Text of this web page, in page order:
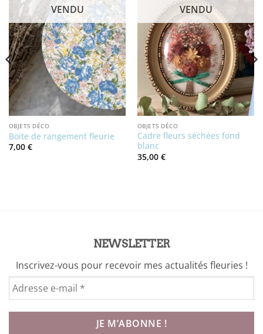
VENDU
OBJETS DÉCO
Boite de rangement fleurie
7,00 €
VENDU
OBJETS DÉCO
Cadre fleurs séchées fond
blanc
35,00 €
NEWSLETTER
Inscrivez-vous pour recevoir mes actualités fleuries !